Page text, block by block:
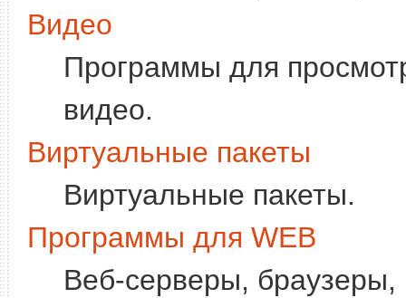
Видео
Программы для
видео.
Виртуальные пакеты
Виртуальные пакеты.
Программы для WEB
Веб-серверы, браузеры,